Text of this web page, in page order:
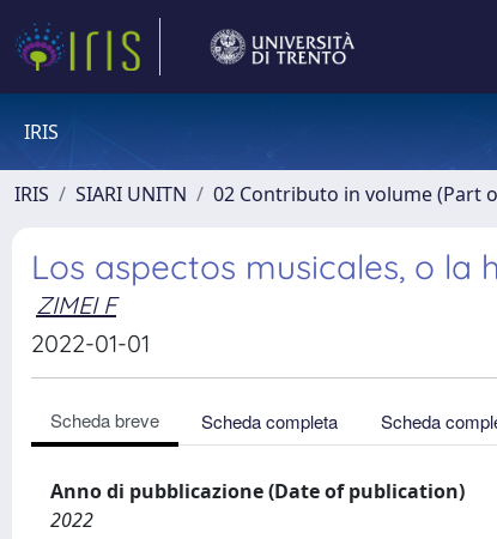
IRIS
IRIS SIARI UNITN 02 Contributo in volume (Part
Los aspectos musicales, o la
ZIMEI F
2022-01-01
Scheda breve Scheda completa Scheda
Anno di pubblicazione (Date of publication)
2022